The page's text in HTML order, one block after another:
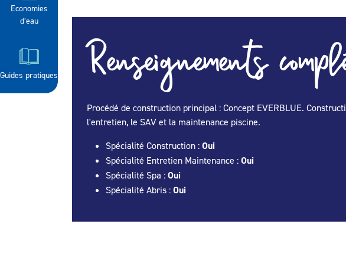
Economies
d’eau
Guides pratiques Renseignements
Procédé de construction principal : Concept EVERBLUE.
l'entretien, le SAV et la maintenance piscine.
Spécialité Construction : Oui
Spécialité Entretien Maintenance : Oui
Spécialité Spa : Oui
Spécialité Abris : Oui